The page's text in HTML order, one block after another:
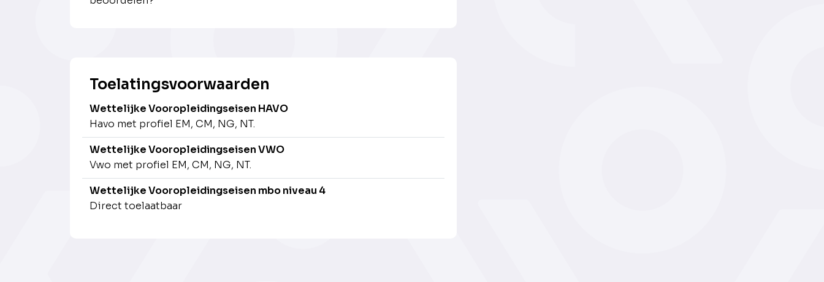
Toelatingsvoorwaarden
Wettelijke Vooropleidingseisen HAVO
Havo met profiel EM, CM, NG, NT.
Wettelijke Vooropleidingseisen VWO
Vwo met profiel EM, CM, NG, NT.
Wettelijke Vooropleidingseisen mbo niveau 4
Direct toelaatbaar